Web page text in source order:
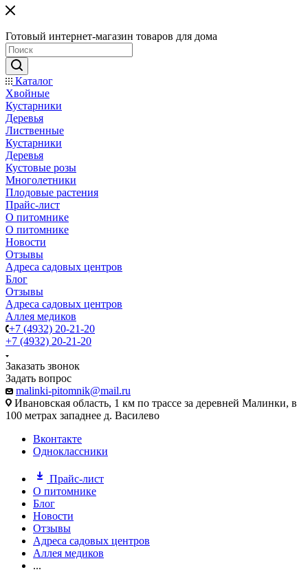
Готовый интернет-магазин товаров для дома
Каталог
Хвойные
Кустарники
Деревья
Лиственные
Кустарники
Деревья
Кустовые розы
Многолетники
Плодовые растения
Прайс-лист
О питомнике
О питомнике
Новости
Отзывы
Адреса садовых центров
Блог
Отзывы
Адреса садовых центров
Аллея медиков
+7 (4932) 20-21-20
+7 (4932) 20-21-20
Заказать звонок
Задать вопрос
malinki-pitomnik@mail.ru
Ивановская область, 1 км по трассе за деревней Малинки, в
100 метрах западнее д. Василево
Вконтакте
Одноклассники
Прайс-лист
О питомнике
Блог
Новости
Отзывы
Адреса садовых центров
Аллея медиков
...